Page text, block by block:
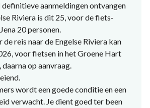
aanmeldingen ontvangen
Riviera is dit 25, voor de fiets-
20 personen.
reis naar de Engelse Riviera kan
voor fietsen in het Groene Hart
op aanvraag.
wordt een goede conditie en een
verwacht. Je dient goed ter been